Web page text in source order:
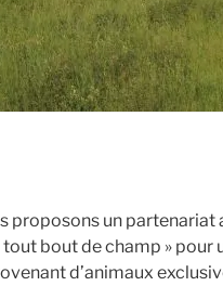
proposons un partenariat
tout bout de champ » pour
d’animaux